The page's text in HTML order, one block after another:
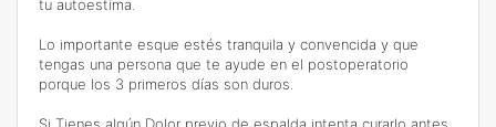
tu autoestima.
Lo importante esque estés tranquila y convencida y que
tengas una persona que te ayude en el postoperatorio
porque los 3 primeros días son duros.